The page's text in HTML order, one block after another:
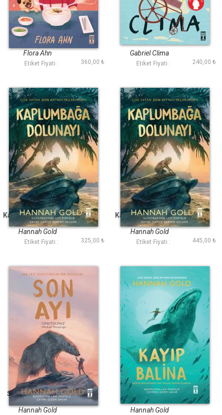
Bir Kaşık Zaman
Flora Ahn
Etiket Fiyatı : 360,00 ₺
Güneşten Sonra
Gabriel Clima
Etiket Fiyatı : 240,00 ₺
Kaplumbağa Dolunayı
Hannah Gold
Etiket Fiyatı : 325,00 ₺
Kaplumbağa Dolunayı
Ciltli Şömizli
Hannah Gold
Etiket Fiyatı : 445,00 ₺
Son Ayı (Fleksi Cilt)
Hannah Gold
Kayıp Balina
Hannah Gold